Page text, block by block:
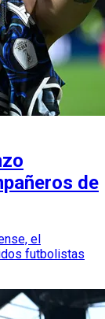
de
el
futbolistas